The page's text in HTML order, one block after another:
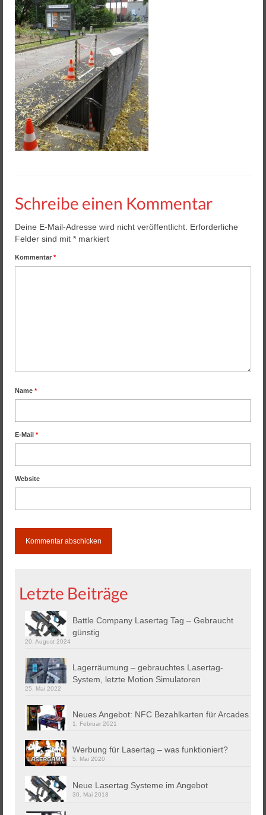
Helios 2 & 3
Helios Pro
Arena Zubehör
Lasergame Berlin GmbH
Game Card – NFC Kartenzahlung
Buchungssoftware
Arcade Automaten
Kontakt / Impressum / AGB
Datenschutz
Schreibe einen Kommentar
Deine E-Mail-Adresse wird nicht veröffentlicht. Erforderliche
Felder sind mit * markiert
Kommentar *
Name *
E-Mail *
Website
Letzte Beiträge
Battle Company Lasertag Tag – Gebraucht
günstig
20. August 2024
Lagerräumung – gebrauchtes Lasertag-
System, letzte Motion Simulatoren
25. Mai 2022
Neues Angebot: NFC Bezahlkarten für Arcades
1. Februar 2021
Werbung für Lasertag – was funktioniert?
5. Mai 2020
Neue Lasertag Systeme im Angebot
30. Mai 2018